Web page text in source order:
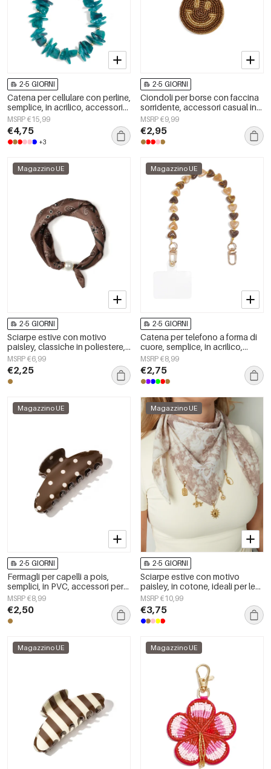
2-5 GIORNI
Catena per cellulare con perline,
semplice, in acrilico, accessori
per tutti i giorni
MSRP €15,99
€4,75
+3
2-5 GIORNI
Ciondoli per borse con faccina
sorridente, accessori casual in
vetro per tutti i giorni
MSRP €9,99
€2,95
Magazzino UE
2-5 GIORNI
Sciarpe estive con motivo
paisley, classiche in poliestere,
accessori per tutti i giorni.
MSRP €6,99
€2,25
Magazzino UE
2-5 GIORNI
Catena per telefono a forma di
cuore, semplice, in acrilico,
accessori per tutti i giorni
MSRP €8,99
€2,75
Magazzino UE
2-5 GIORNI
Fermagli per capelli a pois,
semplici, in PVC, accessori per
tutti i giorni
MSRP €8,99
€2,50
Magazzino UE
2-5 GIORNI
Sciarpe estive con motivo
paisley, in cotone, ideali per le
vacanze e per tutti i giorni.
MSRP €10,99
€3,75
Magazzino UE Magazzino UE